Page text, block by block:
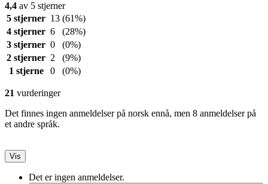
4,4 av 5 stjerner
5 stjerner 13 (61%)
4 stjerner 6
(28%)
3 stjerner 0
(0%)
2 stjerner 2
(9%)
1 stjerne
0 (0%)
21 vurderinger
Det finnes ingen anmeldelser på norsk ennå, men 8 anmeldelser på
et andre språk.
Vis
Det er ingen anmeldelser.